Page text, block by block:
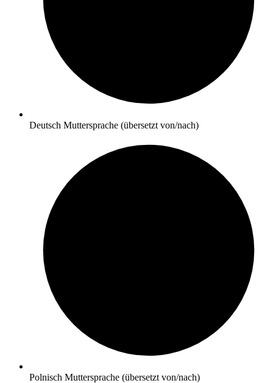
Deutsch Muttersprache (übersetzt von/nach)
Polnisch Muttersprache (übersetzt von/nach)